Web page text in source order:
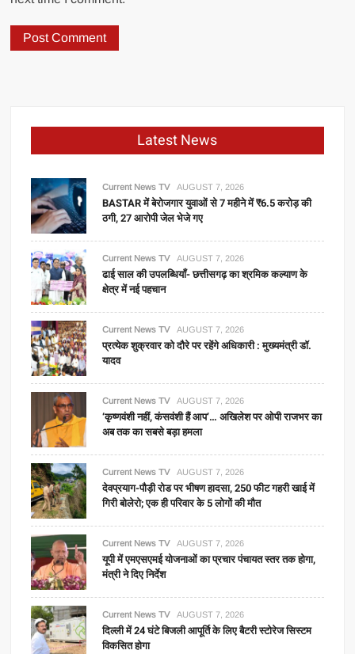
Latest News
Current News TV AUGUST 7, 2026
BASTAR में बेरोजगार युवाओं से 7 महीने में ₹6.5 करोड़ की
ठगी, 27 आरोपी जेल भेजे गए
Current News TV AUGUST 7, 2026
ढाई साल की उपलब्धियाँ- छत्तीसगढ़ का श्रमिक कल्याण के
क्षेत्र में नई पहचान
Current News TV AUGUST 7, 2026
प्रत्येक शुक्रवार को दौरे पर रहेंगे अधिकारी : मुख्यमंत्री डॉ.
यादव
Current News TV AUGUST 7, 2026
‘कृष्णवंशी नहीं, कंसवंशी हैं आप’… अखिलेश पर ओपी राजभर का
अब तक का सबसे बड़ा हमला
Current News TV AUGUST 7, 2026
देवप्रयाग-पौड़ी रोड पर भीषण हादसा, 250 फीट गहरी खाई में
गिरी बोलेरो; एक ही परिवार के 5 लोगों की मौत
Current News TV AUGUST 7, 2026
यूपी में एमएसएमई योजनाओं का प्रचार पंचायत स्तर तक होगा,
मंत्री ने दिए निर्देश
Current News TV AUGUST 7, 2026
दिल्ली में 24 घंटे बिजली आपूर्ति के लिए बैटरी स्टोरेज सिस्टम
विकसित होगा